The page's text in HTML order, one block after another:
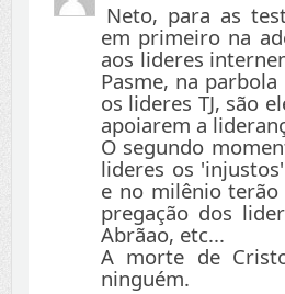
Neto, para as
em primeiro na
aos lideres
Pasme, na
os lideres TJ, são
apoiarem a
O segundo
lideres os
e no milênio
pregação dos
Abrãao, etc...
A morte de
ninguém.